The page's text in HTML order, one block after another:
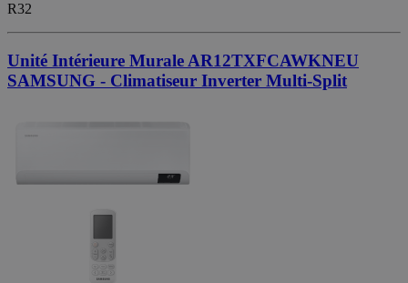
R32
Unité Intérieure Murale AR12TXFCAWKNEU
SAMSUNG - Climatiseur Inverter Multi-Split